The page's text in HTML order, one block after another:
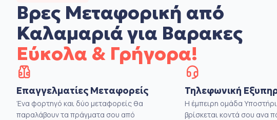
Βρες Μεταφορική από
Καλαμαριά για Βαρακες
Εύκολα & Γρήγορα!
Επαγγελματίες Μεταφορείς
Ένα φορτηγό και δύο μεταφορείς θα
παραλάβουν τα πράγματα σου από
Τηλεφωνική
Η έμπειρη ομάδα
βρίσκεται κοντά σου ανα